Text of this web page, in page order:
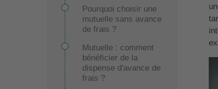
Pourquoi choisir une
mutuelle sans avance
de frais ?
Mutuelle : comment
bénéficier de la
dispense d'avance de
frais ?